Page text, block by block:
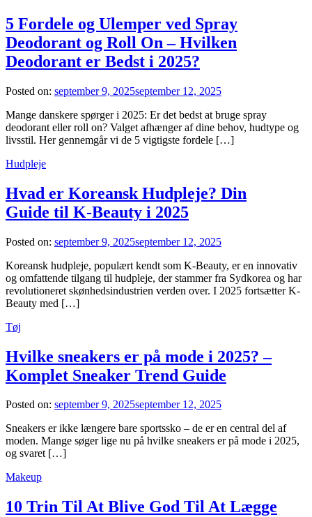
5 Fordele og Ulemper ved Spray
Deodorant og Roll On – Hvilken
Deodorant er Bedst i 2025?
Posted on: september 9, 2025september 12, 2025
Mange danskere spørger i 2025: Er det bedst at bruge spray
deodorant eller roll on? Valget afhænger af dine behov, hudtype og
livsstil. Her gennemgår vi de 5 vigtigste fordele […]
Hudpleje
Hvad er Koreansk Hudpleje? Din
Guide til K-Beauty i 2025
Posted on: september 9, 2025september 12, 2025
Koreansk hudpleje, populært kendt som K-Beauty, er en innovativ
og omfattende tilgang til hudpleje, der stammer fra Sydkorea og har
revolutioneret skønhedsindustrien verden over. I 2025 fortsætter K-
Beauty med […]
Tøj
Hvilke sneakers er på mode i 2025? –
Komplet Sneaker Trend Guide
Posted on: september 9, 2025september 12, 2025
Sneakers er ikke længere bare sportssko – de er en central del af
moden. Mange søger lige nu på hvilke sneakers er på mode i 2025,
og svaret […]
Makeup
10 Trin Til At Blive God Til At Lægge